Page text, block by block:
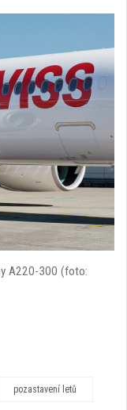
A220-300 (foto:
pozastavení letů